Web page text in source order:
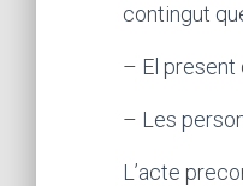
contingut
– El present
– Les
L’acte